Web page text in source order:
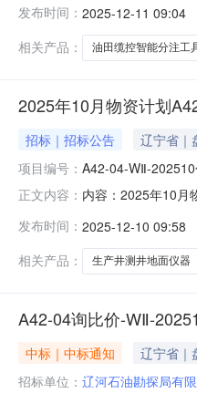
油田公司井下分注
在参数录取效率、
发布时间： 2025-12-11 09:04
相关产品：
油田缆控智能分注工
2025年10月物资计划
招标｜招标公告 辽宁省｜
项目编号： A42-04-WⅡ-
正文内容： 内容：2025年10月
大类生产井测井地
发布时间： 2025-12-10 09:58
相关产品：
生产井测井地面仪器
A42-04询比价-WⅡ-
中标｜中标通知 辽宁省｜
招标单位： 辽河石油勘探局有